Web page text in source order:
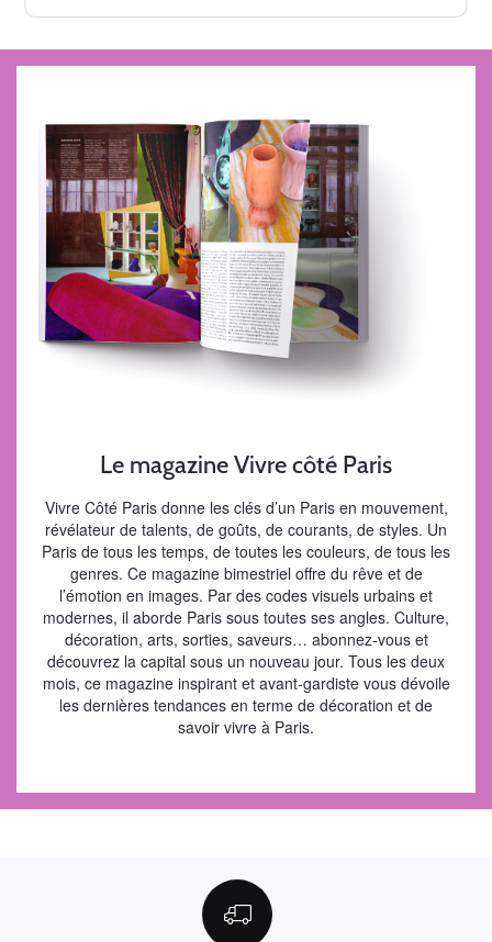
Le magazine Vivre côté Paris
Vivre Côté Paris donne les clés d’un Paris en mouvement,
révélateur de talents, de goûts, de courants, de styles. Un
Paris de tous les temps, de toutes les couleurs, de tous les
genres. Ce magazine bimestriel offre du rêve et de
l’émotion en images. Par des codes visuels urbains et
modernes, il aborde Paris sous toutes ses angles. Culture,
décoration, arts, sorties, saveurs… abonnez-vous et
découvrez la capital sous un nouveau jour. Tous les deux
mois, ce magazine inspirant et avant-gardiste vous dévoile
les dernières tendances en terme de décoration et de
savoir vivre à Paris.